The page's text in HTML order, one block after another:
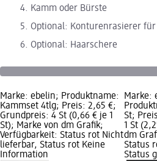
Kamm oder Bürste
Optional: Konturenrasierer
Optional: Haarschere
Marke: ebelin; Produktname:
Kammset 4tlg; Preis: 2,65 €;
Grundpreis: 4 St (0,66 € je 1
St); Marke von dm Grafik;
Verfügbarkeit: Status rot Nicht
lieferbar, Status rot Keine
Information
Marke:
St;
1 St
dm
Status
Status